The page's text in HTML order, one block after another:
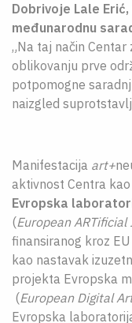
Dobrivoje Lale
međunarodnu
„Na taj način
oblikovanju prve
potpomogne
naizgled
Manifestacija art+
aktivnost Centra
Evropska
(European
finansiranog kroz
kao nastavak
projekta Evropska
(European Digital
Evropska